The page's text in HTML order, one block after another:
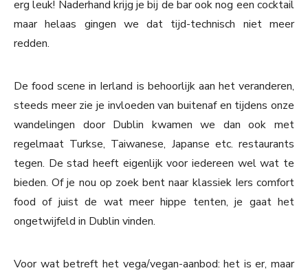
erg leuk! Naderhand krijg je bij de bar ook nog een cocktail
maar helaas gingen we dat tijd-technisch niet meer
redden.
De food scene in Ierland is behoorlijk aan het veranderen,
steeds meer zie je invloeden van buitenaf en tijdens onze
wandelingen door Dublin kwamen we dan ook met
regelmaat Turkse, Taiwanese, Japanse etc. restaurants
tegen. De stad heeft eigenlijk voor iedereen wel wat te
bieden. Of je nou op zoek bent naar klassiek Iers comfort
food of juist de wat meer hippe tenten, je gaat het
ongetwijfeld in Dublin vinden.
Voor wat betreft het vega/vegan-aanbod: het is er, maar